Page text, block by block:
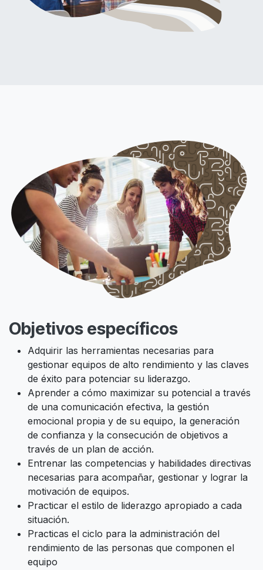
Objetivos específicos
Adquirir las herramientas necesarias para
gestionar equipos de alto rendimiento y las claves
de éxito para potenciar su liderazgo.
Aprender a cómo maximizar su potencial a través
de una comunicación efectiva, la gestión
emocional propia y de su equipo, la generación
de confianza y la consecución de objetivos a
través de un plan de acción.
Entrenar las competencias y habilidades directivas
necesarias para acompañar, gestionar y lograr la
motivación de equipos.
Practicar el estilo de liderazgo apropiado a cada
situación.
Practicas el ciclo para la administración del
rendimiento de las personas que componen el
equipo